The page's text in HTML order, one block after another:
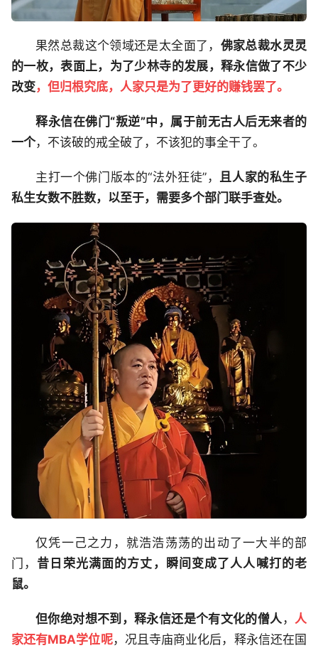
果然总裁这个领域还是太全面了， 佛家总裁水灵灵
的一枚，表面上，为了少林寺的发展，释永信做了不少
改变，但归根究底，人家只是为了更好的赚钱罢了。
释永信在佛门“叛逆”中，属于前无古人后无来者的
一个，不该破的戒全破了，不该犯的事全干了。
主打一个佛门版本的“法外狂徒”， 且人家的私生子
私生女数不胜数，以至于，需要多个部门联手查处。
仅凭一己之力，就浩浩荡荡的出动了一大半的部
门， 昔日荣光满面的方丈，瞬间变成了人人喊打的老
鼠。
但你绝对想不到，释永信还是个有文化的僧人，人
家还有MBA学位呢，况且寺庙商业化后，释永信还在国